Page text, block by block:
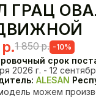
ГРАЦ
1 850р.
цена
1
р.
цена:
1
700 р..
-10%
срок
2026 г. - 12
ALESAN
можем